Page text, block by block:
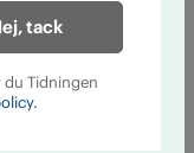
tack
Tidningen